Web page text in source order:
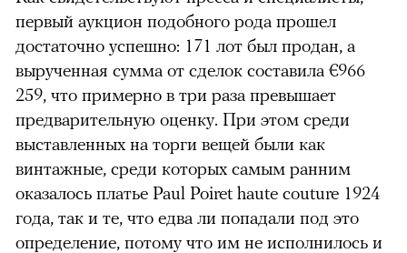
первый аукцион подобного рода прошел
достаточно успешно: 171 лот был продан, а
вырученная сумма от сделок составила €966
259, что примерно в три раза превышает
предварительную оценку. При этом среди
выставленных на торги вещей были как
винтажные, среди которых самым ранним
оказалось платье Paul Poiret haute couture 1924
года, так и те, что едва ли попадали под это
определение, потому что им не исполнилось и